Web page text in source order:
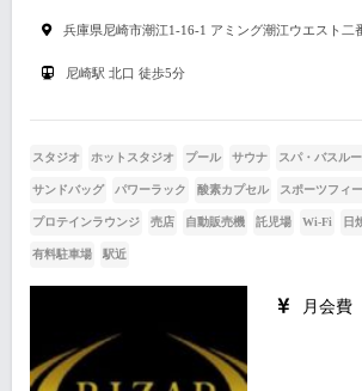
兵庫県尼崎市潮江1-16-1 アミング潮江ウエスト二
尼崎駅 北口 徒歩5分
スタジオ ホットスタジオ プール サウナ スパ・バスル
サンドバッグ パワーラック 酸素カプセル スポーツフィ
プロテインラウンジ 売店 自動販売機 託児場 Wi-Fi 日
有料駐車場 駅近
月会費